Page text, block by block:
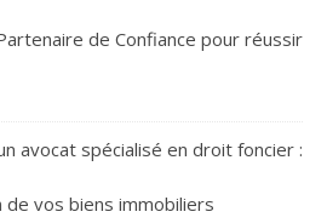
de Confiance pour réussir
avocat spécialisé en droit foncier :
vos biens immobiliers